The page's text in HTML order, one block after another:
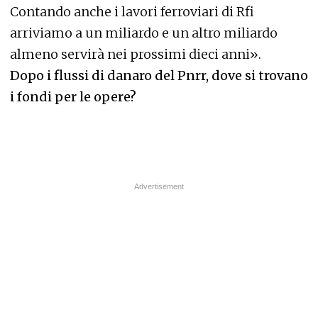
Contando anche i lavori ferroviari di Rfi
arriviamo a un miliardo e un altro miliardo
almeno servirà nei prossimi dieci anni».
Dopo i flussi di danaro del Pnrr, dove si trovano
i fondi per le opere?